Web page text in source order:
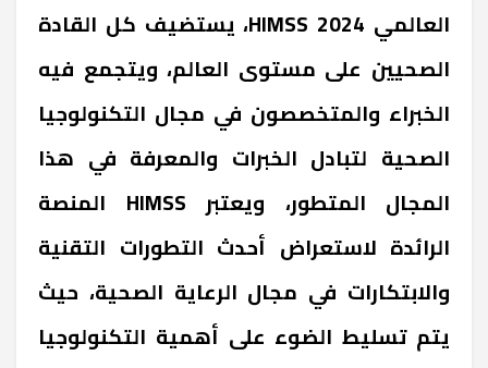
العالمي HIMSS 2024، يستضيف كل القادة
الصحيين على مستوى العالم، ويتجمع فيه
الخبراء والمتخصصون في مجال التكنولوجيا
الصحية لتبادل الخبرات والمعرفة في هذا
المجال المتطور، ويعتبر HIMSS المنصة
الرائدة لاستعراض أحدث التطورات التقنية
والابتكارات في مجال الرعاية الصحية، حيث
يتم تسليط الضوء على أهمية التكنولوجيا